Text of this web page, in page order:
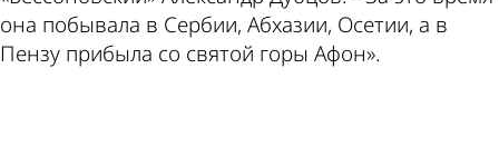
она побывала в Сербии, Абхазии, Осетии, а в
Пензу прибыла со святой горы Афон».